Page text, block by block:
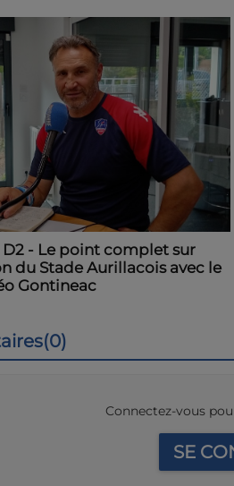
D2 - Le point complet sur
du Stade Aurillacois avec le
Gontineac
Connectez-vous
SE